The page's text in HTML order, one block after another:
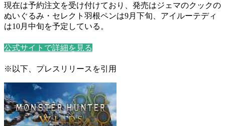
現在は予約注文を受け付けており、発売はジェマのクックの
ぬいぐるみ・セレクト羽根ペンは9月下旬 、アイルーテディ
は10月中旬を予定している。
公式サイトで詳細を見る
※以下、プレスリリースを引用